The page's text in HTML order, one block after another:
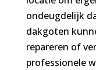
ondeugdelijk
dakgoten
repareren of
professionele